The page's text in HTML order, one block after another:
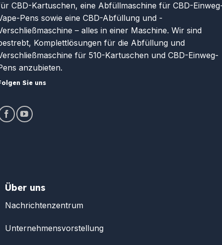
CBD-Kartuschen, eine Abfüllmaschine für CBD-
Pens sowie eine CBD-Abfüllung und -
– alles in einer Maschine. Wir sind
Komplettlösungen für die Abfüllung und
für 510-Kartuschen und CBD-Einweg-
anzubieten.
Sie uns
Über uns
Nachrichtenzentrum
Unternehmensvorstellung